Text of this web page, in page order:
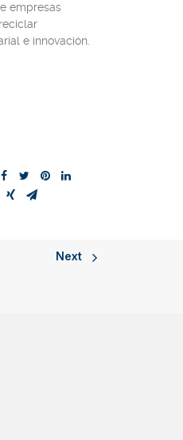
empresas
e innovación.
Next